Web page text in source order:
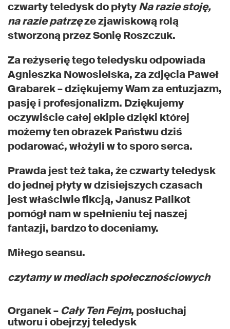
czwarty teledysk do płytyNa razie stoję,
na razie patrzęze zjawiskową rolą
stworzoną przez Sonię Roszczuk.
Za reżyserię tego teledysku odpowiada
Agnieszka Nowosielska, za zdjęcia Paweł
Grabarek – dziękujemy Wam za entuzjazm,
pasję i profesjonalizm. Dziękujemy
oczywiście całej ekipie dzięki której
możemy ten obrazek Państwu dziś
podarować, włożyli w to sporo serca.
Prawda jest też taka, że czwarty teledysk
do jednej płyty w dzisiejszych czasach
jest właściwie fikcją, Janusz Palikot
pomógł nam w spełnieniu tej naszej
fantazji, bardzo to doceniamy.
Miłego seansu.
czytamy w mediach społecznościowych
Organek – Cały Ten Fejm, posłuchaj
utworu i obejrzyj teledysk